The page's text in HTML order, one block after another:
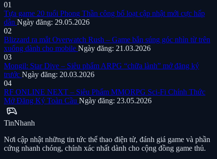
01
Tựa game 20 tuổi Phong Thần công bố loạt cập nhật mới cực hấp
dẫn Ngày đăng: 29.05.2026
02
Blizzard ra mắt Overwatch Rush – Game bắn súng góc nhìn từ trên
xuống dành cho mobile Ngày đăng: 21.03.2026
03
Mongil: Star Dive – Siêu phẩm ARPG “chữa lành” mở đăng ký
trước Ngày đăng: 20.03.2026
04
RF ONLINE NEXT – Siêu Phẩm MMORPG Sci-Fi Chính Thức
Mở Đăng Ký Toàn Cầu Ngày đăng: 23.05.2026
sports_esports
TinNhanh
Nơi cập nhật những tin tức thể thao điện tử, đánh giá game và phần
cứng nhanh chóng, chính xác nhất dành cho cộng đồng game thủ.